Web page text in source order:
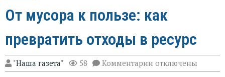
От мусора к пользе: как
превратить отходы в ресурс
"Наша газета" 58 Комментарии к
записи
отключены